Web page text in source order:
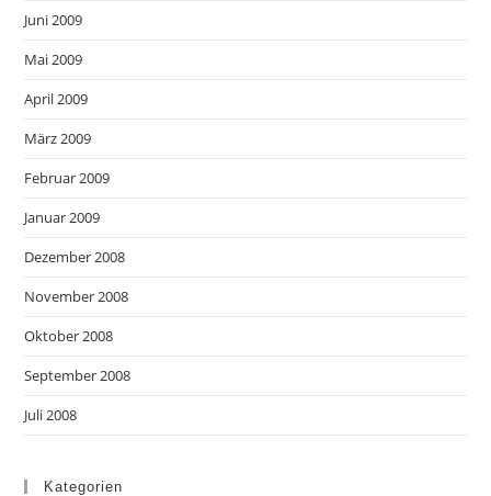
Juni 2009
Mai 2009
April 2009
März 2009
Februar 2009
Januar 2009
Dezember 2008
November 2008
Oktober 2008
September 2008
Juli 2008
Kategorien